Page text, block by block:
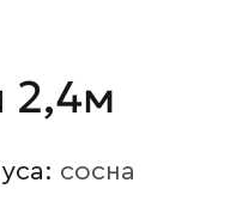
2,4м
сосна